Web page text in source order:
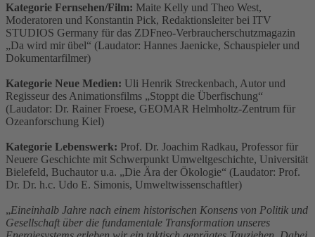
Kategorie Fernsehen/Film: Maite Kelly und Theo West,
Moderatoren und Konstantin Pick, Redaktionsleiter bei ITV
STUDIOS Germany für das ZDFneo-Verbraucherschutzmagazin
„Da wird mir übel“ (Laudator: Hannes Jaenicke, Schauspieler und
Dokumentarfilmer)
Kategorie Neue Medien: Uli Henrik Streckenbach, Autor und
Regisseur des Animationsfilms „Stoppt die Überfischung“
(Laudator: Dr. Rainer Froese, GEOMAR Helmholtz-Zentrum für
Ozeanforschung Kiel)
Kategorie Lebenswerk: Prof. Dr. Joachim Radkau, Professor für
Neuere Geschichte mit Schwerpunkt Umweltgeschichte, Universität
Bielefeld, Buchautor u.a. „Die Ära der Ökologie“ (Laudator: Prof.
Dr. Dr. h.c. Udo E. Simonis, Umweltwissenschaftler)
„Eineinhalb Jahre nach einem historischen Konsens von Politik und
Gesellschaft über die fundamentale Transformation unseres